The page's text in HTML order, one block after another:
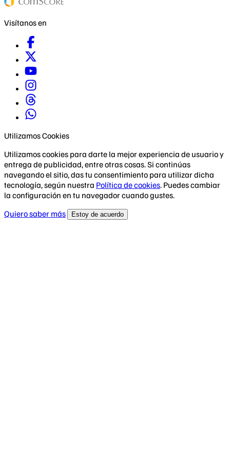
Visítanos en
Utilizamos Cookies
Utilizamos cookies para darte la mejor experiencia de usuario y
entrega de publicidad, entre otras cosas. Si continúas
navegando el sitio, das tu consentimiento para utilizar dicha
tecnología, según nuestra Política de cookies. Puedes cambiar
la configuración en tu navegador cuando gustes.
Quiero saber más
Estoy de acuerdo